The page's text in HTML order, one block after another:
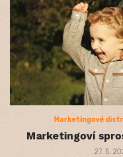
Marketingové
Marketingoví
Posted
27. 5.